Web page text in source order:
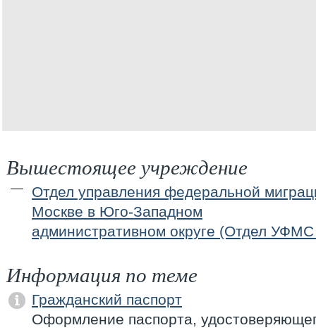
Вышестоящее учреждение
Отдел управления федеральной
Москве в Юго-Западном
административном округе (Отдел
Информация по теме
Гражданский паспорт
Оформление паспорта,